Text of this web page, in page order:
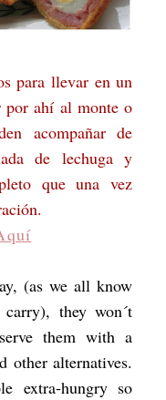
para llevar en un
por ahí al monte o
acompañar de
de lechuga y
que una vez
(as we all know
they won´t
them with a
other alternatives.
extra-hungry so